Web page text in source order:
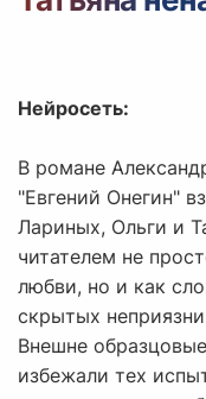
Нейросеть:
В романе
"Евгений Онегин"
Лариных, Ольги и
читателем не
любви, но и как
скрытых
Внешне
избежали тех